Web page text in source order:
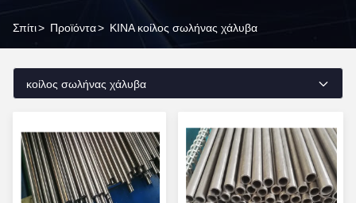
Σπίτι> Προϊόντα> ΚΙΝΑ κοίλος σωλήνας χάλυβα
κοίλος σωλήνας χάλυβα